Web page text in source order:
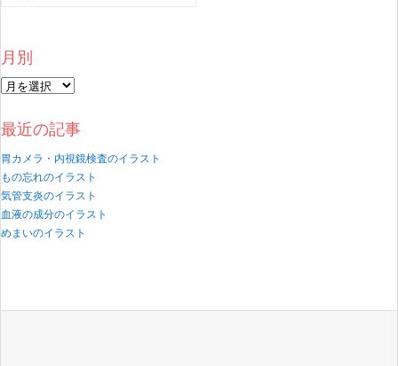
月別
最近の記事
胃カメラ・内視鏡検査のイラスト
もの忘れのイラスト
気管支炎のイラスト
血液の成分のイラスト
めまいのイラスト